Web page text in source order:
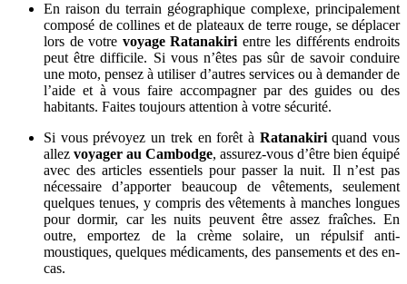
En raison du terrain géographique complexe, principalement
composé de collines et de plateaux de terre rouge, se déplacer
lors de votre voyage Ratanakiri entre les différents endroits
peut être difficile. Si vous n’êtes pas sûr de savoir conduire
une moto, pensez à utiliser d’autres services ou à demander de
l’aide et à vous faire accompagner par des guides ou des
habitants. Faites toujours attention à votre sécurité.
Si vous prévoyez un trek en forêt à Ratanakiriquand vous
allez voyager au Cambodge, assurez-vous d’être bien équipé
avec des articles essentiels pour passer la nuit. Il n’est pas
nécessaire d’apporter beaucoup de vêtements, seulement
quelques tenues, y compris des vêtements à manches longues
pour dormir, car les nuits peuvent être assez fraîches. En
outre, emportez de la crème solaire, un répulsif anti-
moustiques, quelques médicaments, des pansements et des en-
cas.